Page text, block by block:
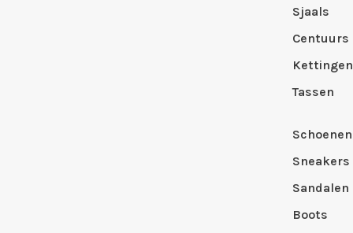
Sjaals
Centuurs
Kettingen
Tassen
Schoenen
Sneakers
Sandalen
Boots